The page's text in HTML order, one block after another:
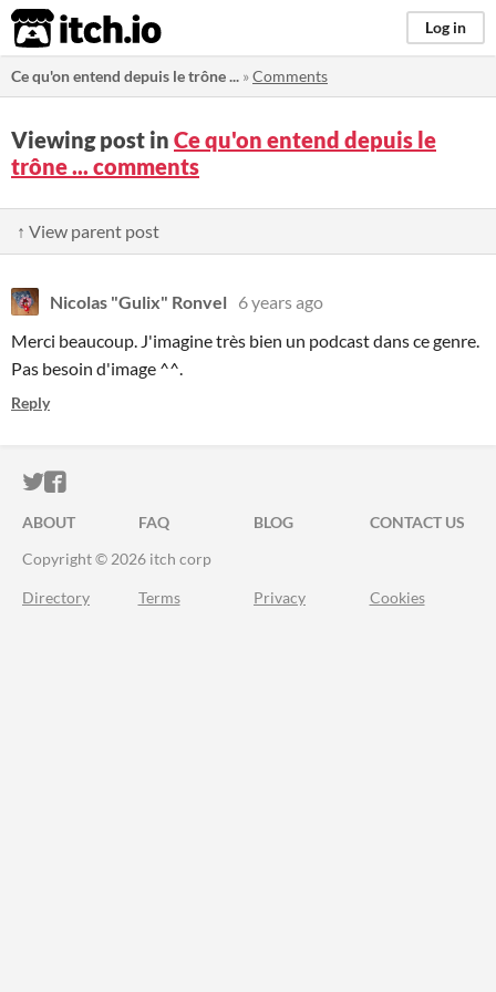
itch.io Log in
Ce qu'on entend depuis le trône ... »Comments
Viewing post in Ce qu'on entend depuis le
trône ... comments
↑ View parent post
Nicolas "Gulix" Ronvel 6 years ago
Merci beaucoup. J'imagine très bien un podcast dans ce genre.
Pas besoin d'image ^^.
Reply
ITCH.IO ON TWITTER
ITCH.IO ON FACEBOOK
ABOUT FAQ BLOG
CONTACT US
Copyright © 2026 itch corp
Directory Terms Privacy Cookies